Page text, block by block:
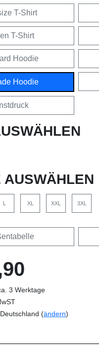
T-Shirt
T-Shirt
Hoodie
Hoodie
L XL XXL 3XL
3 Werktage
(ändern)